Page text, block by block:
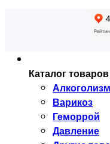
Каталог товаров
Алкоголизм
Варикоз
Геморрой
Давление